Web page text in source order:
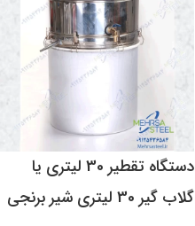
دستگاه تقطیر 30 لیتری یا
گلاب گیر 30 لیتری شیر برنجی